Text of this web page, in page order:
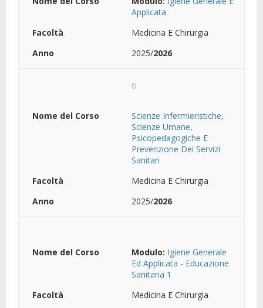
Applicata
Medicina E Chirurgia
2025/2026
0
Scienze Infermieristiche,
Scienze Umane,
Psicopedagogiche E
Prevenzione Dei Servizi
Sanitari
Medicina E Chirurgia
2025/2026
Modulo: Igiene Generale
Ed Applicata - Educazione
Sanitaria 1
Medicina E Chirurgia